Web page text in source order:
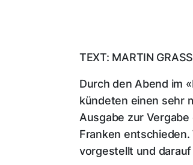
TEXT: MARTIN
Durch den Abend im
kündeten einen sehr
Ausgabe zur
Franken
vorgestellt und